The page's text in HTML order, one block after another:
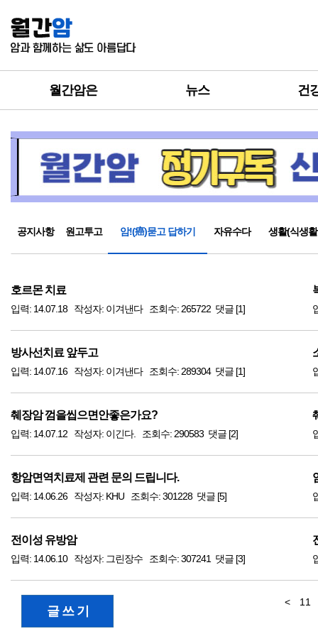
월간암은 뉴스 건
공지사항 원고투고 암!(癌)묻고 답하기 자유수다 생활(식생
호르몬 치료
입력: 14.07.18 작성자: 이겨낸다 조회수: 265722 댓글 [1]
방사선치료 앞두고
입력: 14.07.16 작성자: 이겨낸다 조회수: 289304 댓글 [1]
췌장암 껌을씹으면안좋은가요?
입력: 14.07.12 작성자: 이긴다. 조회수: 290583 댓글 [2]
항암면역치료제 관련 문의 드립니다.
입력: 14.06.26 작성자: KHU 조회수: 301228 댓글 [5]
전이성 유방암
입력: 14.06.10 작성자: 그린장수 조회수: 307241 댓글 [3]
글 쓰 기
< 11